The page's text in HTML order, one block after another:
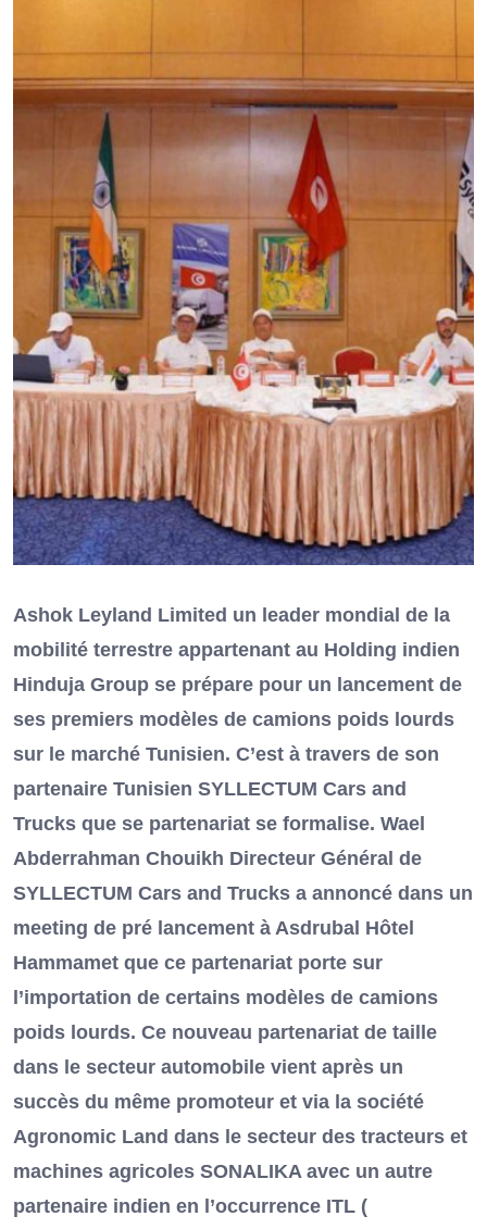
Ashok Leyland Limited un leader mondial de la
mobilité terrestre appartenant au Holding indien
Hinduja Group se prépare pour un lancement de
ses premiers modèles de camions poids lourds
sur le marché Tunisien. C’est à travers de son
partenaire Tunisien SYLLECTUM Cars and
Trucks que se partenariat se formalise. Wael
Abderrahman Chouikh Directeur Général de
SYLLECTUM Cars and Trucks a annoncé dans un
meeting de pré lancement à Asdrubal Hôtel
Hammamet que ce partenariat porte sur
l’importation de certains modèles de camions
poids lourds. Ce nouveau partenariat de taille
dans le secteur automobile vient après un
succès du même promoteur et via la société
Agronomic Land dans le secteur des tracteurs et
machines agricoles SONALIKA avec un autre
partenaire indien en l’occurrence ITL (